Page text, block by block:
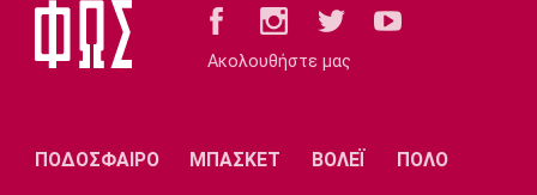
Ακολουθήστε μας
ΠΟΔΟΣΦΑΙΡΟ ΜΠΑΣΚΕΤ ΒΟΛΕΪ ΠΟΛΟ